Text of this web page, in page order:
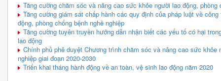
Tăng cường chăm sóc và nâng cao sức khỏe người lao động, phòng
Tăng cường giám sát chấp hành các quy định của pháp luật về
động, phòng chống bệnh nghề nghiệp
Tăng cường tuyên truyền hướng dẫn nhận biết các yếu tố có hại
lao động
Chính phủ phê duyệt Chương trình chăm sóc và nâng cao sức khỏe
nghiệp giai đoạn 2020-2030
Triển khai tháng hành động về an toàn, vệ sinh lao động năm 2020